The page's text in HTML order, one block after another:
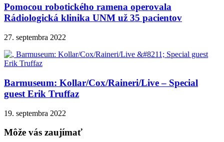
Pomocou robotického ramena operovala
Rádiologická klinika UNM už 35 pacientov
27. septembra 2022
Barmuseum: Kollar/Cox/Raineri/Live – Special
guest Erik Truffaz
19. septembra 2022
Môže vás zaujímať